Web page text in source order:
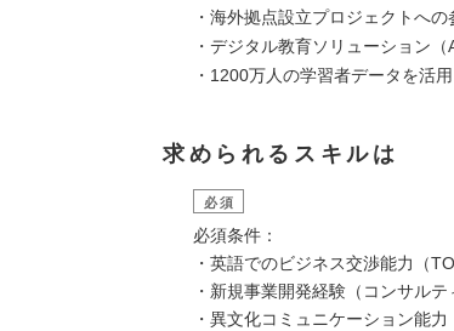
・海外拠点設立プロジェクトへ
・デジタル教育ソリューション
・1200万人の学習者データを活
求められるスキルは
必須
必須条件：
・英語でのビジネス交渉能力（
・新規事業開発経験（コンサル
・異文化コミュニケーション能